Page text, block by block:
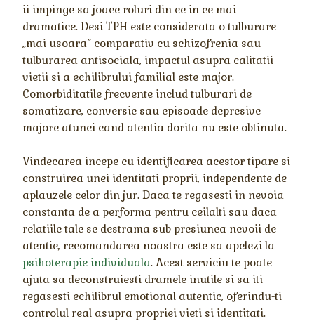
ii impinge sa joace roluri din ce in ce mai
dramatice. Desi TPH este considerata o tulburare
„mai usoara” comparativ cu schizofrenia sau
tulburarea antisociala, impactul asupra calitatii
vietii si a echilibrului familial este major.
Comorbiditatile frecvente includ tulburari de
somatizare, conversie sau episoade depresive
majore atunci cand atentia dorita nu este obtinuta.
Vindecarea incepe cu identificarea acestor tipare si
construirea unei identitati proprii, independente de
aplauzele celor din jur. Daca te regasesti in nevoia
constanta de a performa pentru ceilalti sau daca
relatiile tale se destrama sub presiunea nevoii de
atentie, recomandarea noastra este sa apelezi la
psihoterapie individuala. Acest serviciu te poate
ajuta sa deconstruiesti dramele inutile si sa iti
regasesti echilibrul emotional autentic, oferindu-ti
controlul real asupra propriei vieti si identitati.